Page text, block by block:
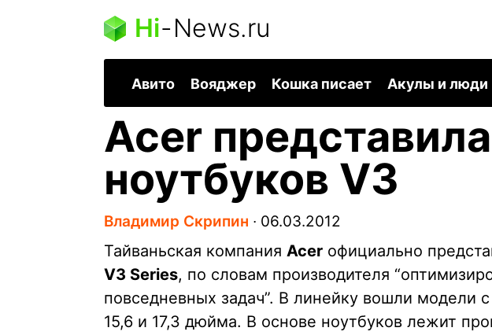
Hi-News.ru
Авито Вояджер Кошка писает Акулы и люди
Acer
ноутбуков V3
Владимир Скрипин ∙ 06.03.2012
Тайваньская компания Acer официально
V3 Series, по словам производителя
повседневных задач”. В линейку вошли модели
15,6 и 17,3 дюйма. В основе ноутбуков лежит